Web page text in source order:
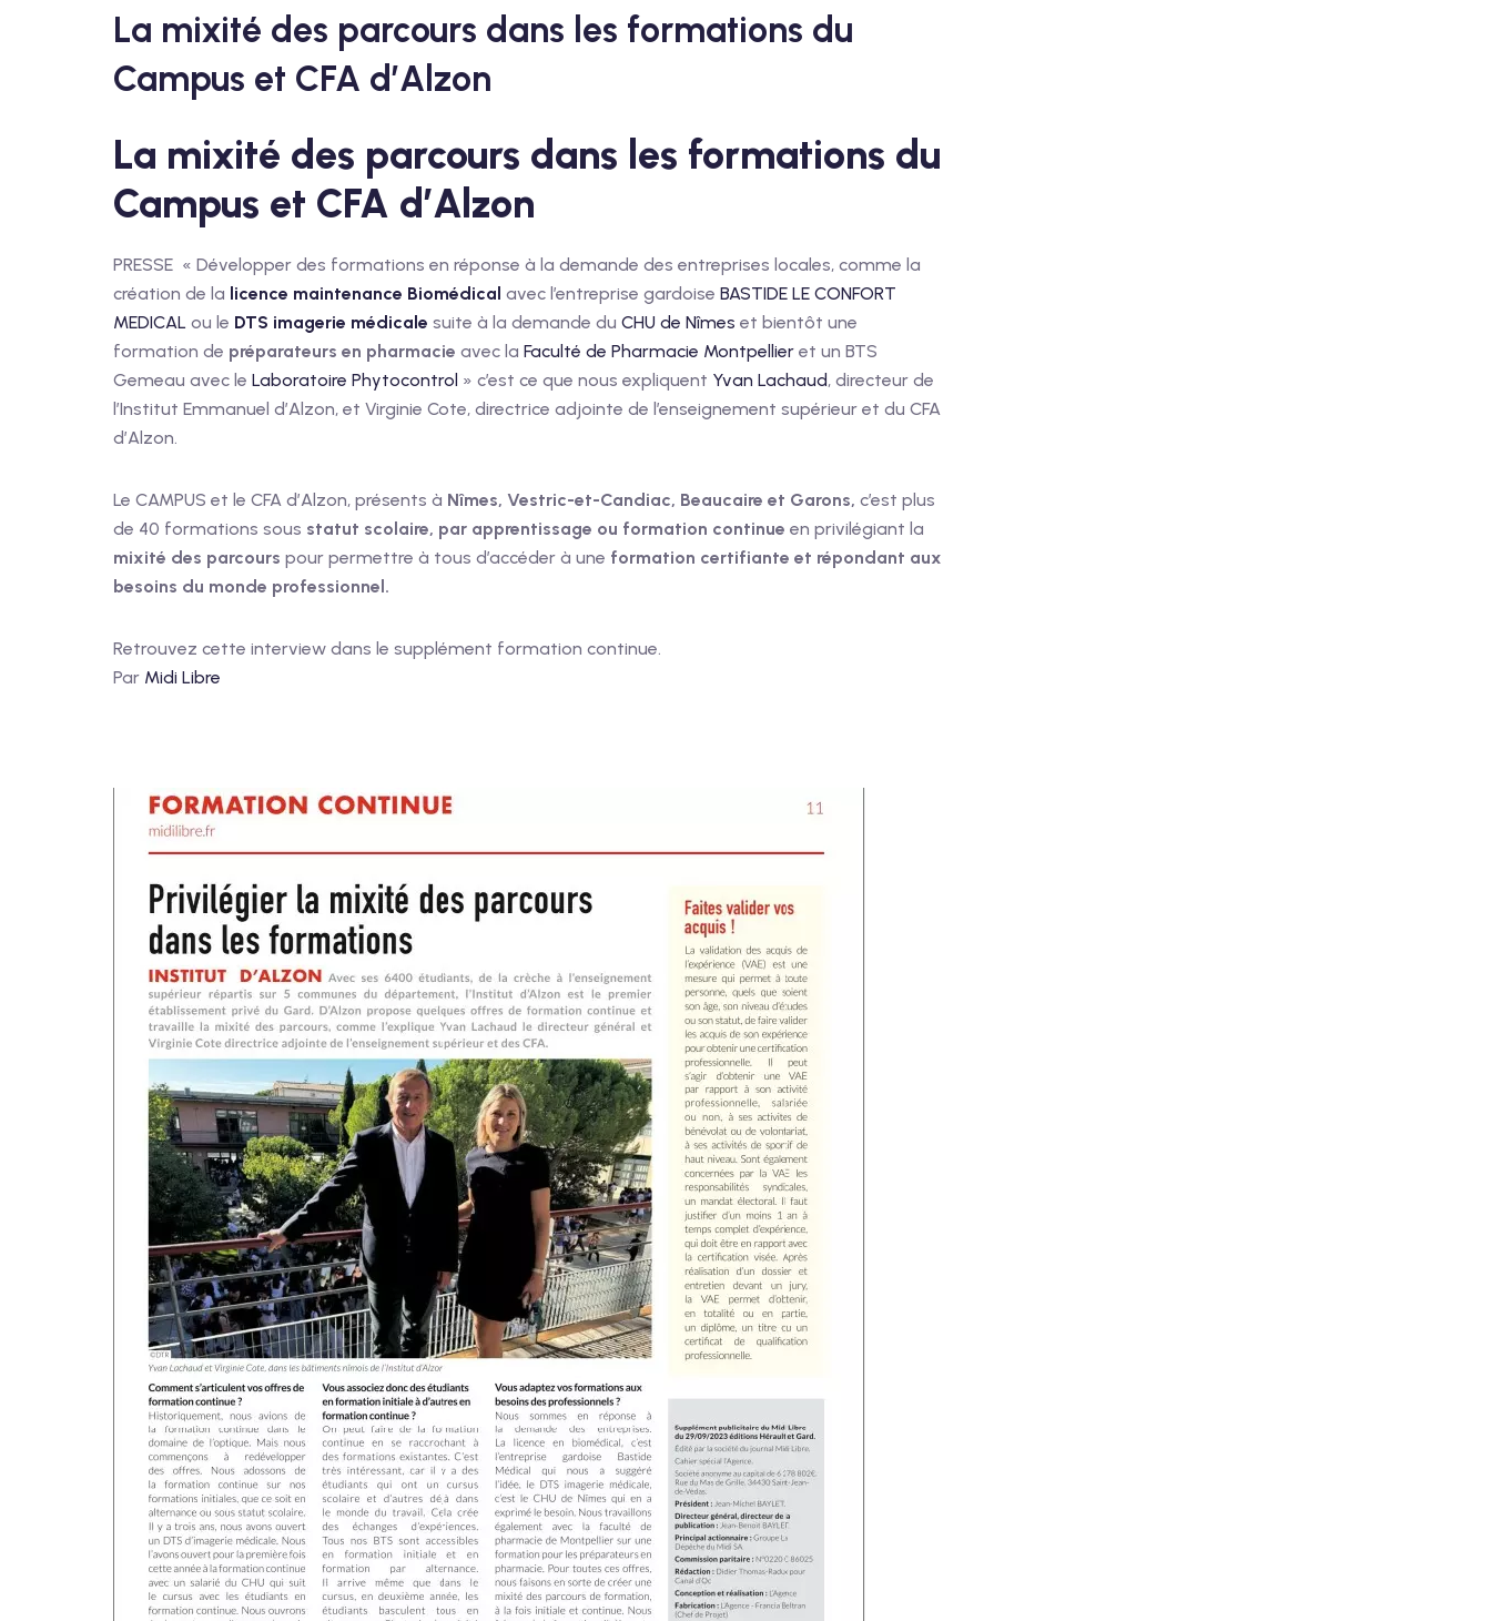
La mixité des parcours dans les formations du
Campus et CFA d’Alzon
La mixité des parcours dans les formations du
Campus et CFA d’Alzon
PRESSE « Développer des formations en réponse à la demande des entreprises locales, comme la
création de la licence maintenance Biomédical avec l’entreprise gardoise BASTIDE LE CONFORT
MEDICAL ou le DTS imagerie médicale suite à la demande du CHU de Nîmes et bientôt une
formation de préparateurs en pharmacie avec la Faculté de Pharmacie Montpellier et un BTS
Gemeau avec le Laboratoire Phytocontrol » c’est ce que nous expliquent Yvan Lachaud, directeur de
l’Institut Emmanuel d’Alzon, et Virginie Cote, directrice adjointe de l’enseignement supérieur et du CFA
d’Alzon.
Le CAMPUS et le CFA d’Alzon, présents à Nîmes, Vestric-et-Candiac, Beaucaire et Garons, c’est plus
de 40 formations sous statut scolaire, par apprentissage ou formation continue en privilégiant la
mixité des parcours pour permettre à tous d’accéder à une formation certifiante et répondant aux
besoins du monde professionnel.
Retrouvez cette interview dans le supplément formation continue.
Par Midi Libre